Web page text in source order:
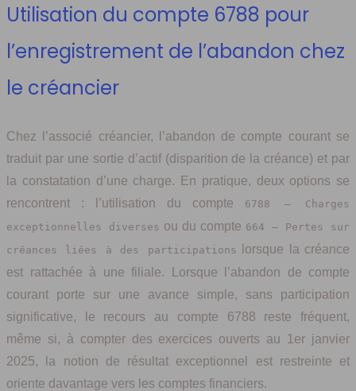
Utilisation du compte 6788 pour
l’enregistrement de l’abandon chez
le créancier
Chez l’associé créancier, l’abandon de compte courant se
traduit par une sortie d’actif (disparition de la créance) et par
la constatation d’une charge. En pratique, deux options se
rencontrent : l’utilisation du compte
6788 – Charges
exceptionnelles diverses ou du compte 664 – Pertes sur
créances liées à des participations
lorsque la créance
est rattachée à une filiale. Lorsque l’abandon de compte
courant porte sur une avance simple, sans participation
significative, le recours au compte 6788 reste fréquent,
même si, à compter des exercices ouverts au 1er janvier
2025, la notion de résultat exceptionnel est restreinte et
oriente davantage vers les comptes financiers.